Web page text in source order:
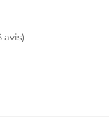
avis)